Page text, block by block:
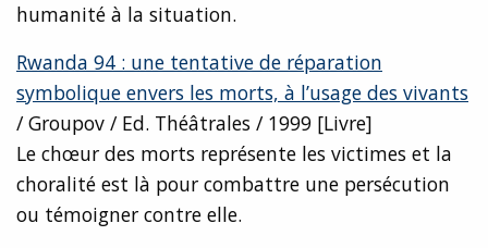
humanité à la situation.
Rwanda 94 : une tentative de réparation
symbolique envers les morts, à l’usage des vivants
/ Groupov / Ed. Théâtrales / 1999 [Livre]
Le chœur des morts représente les victimes et la
choralité est là pour combattre une persécution
ou témoigner contre elle.